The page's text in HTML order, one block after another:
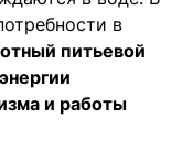
в
питьевой
и работы